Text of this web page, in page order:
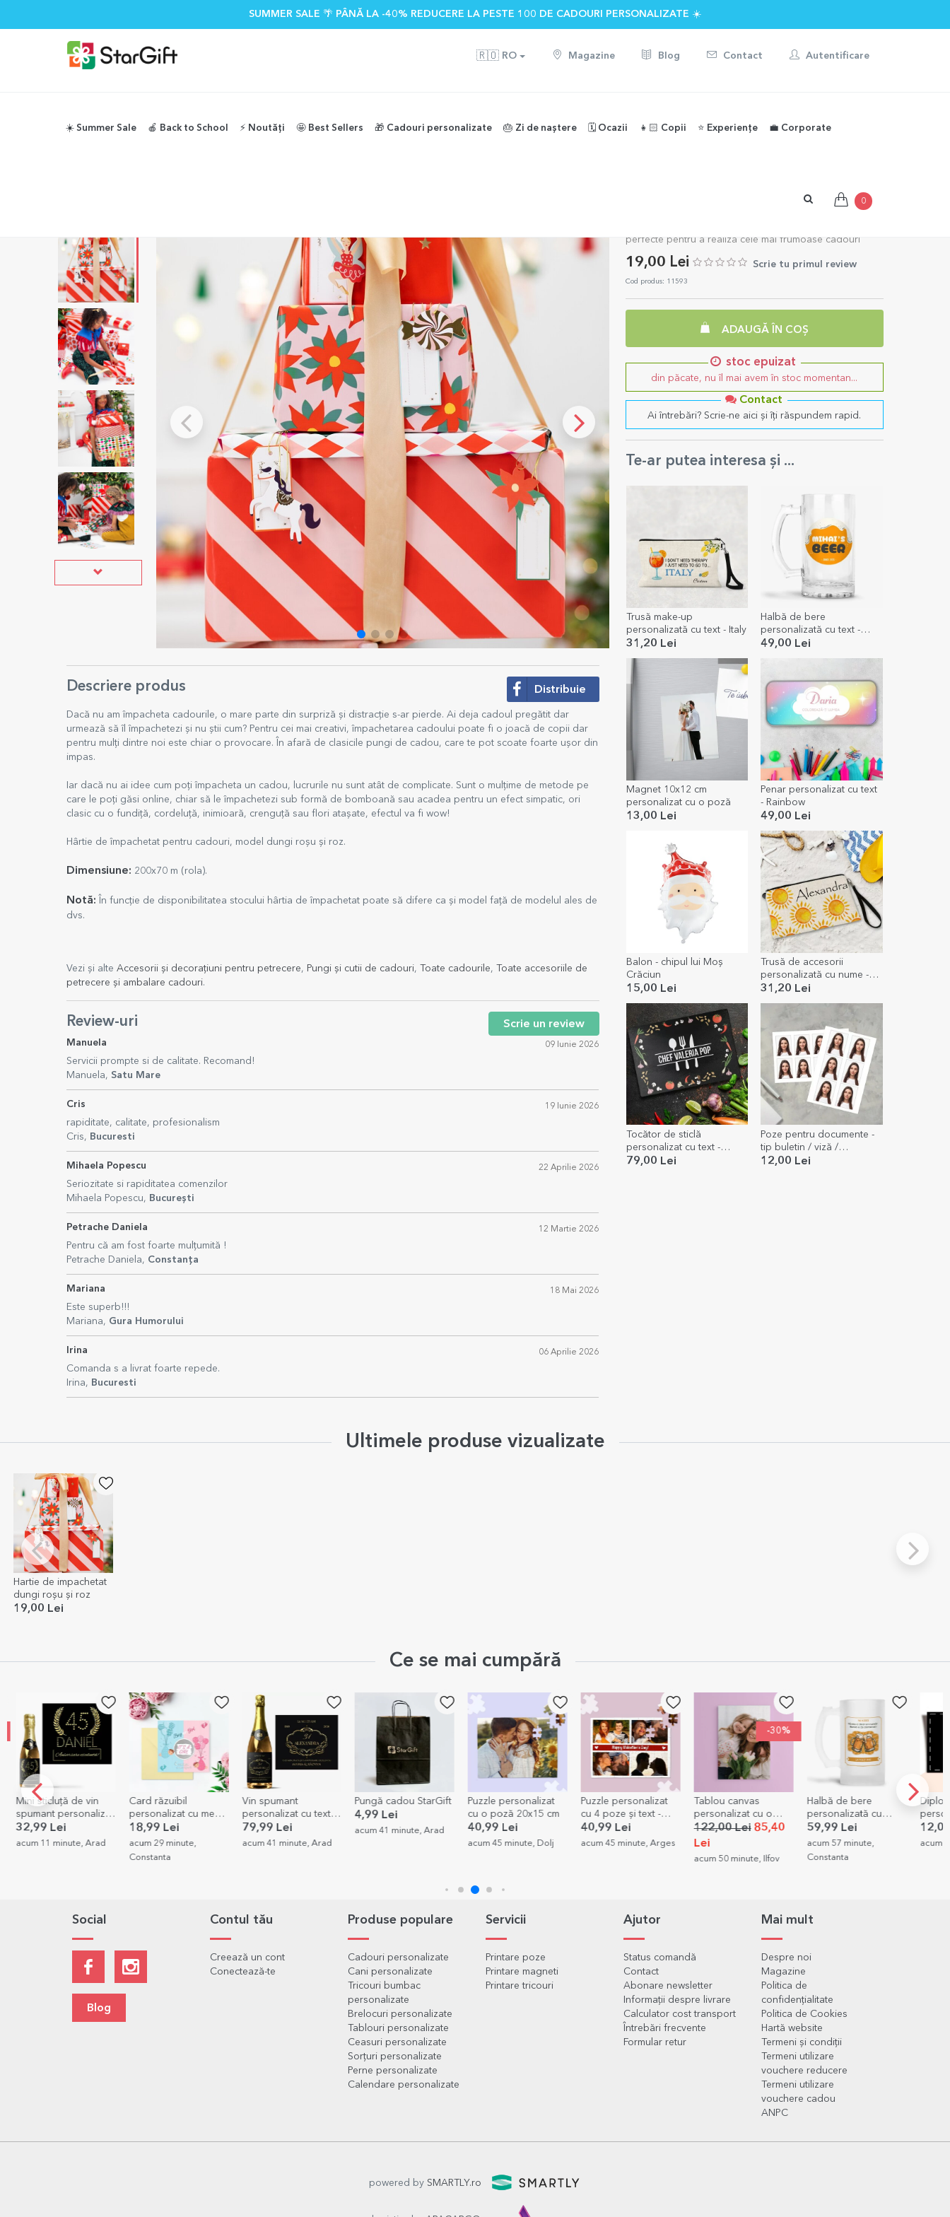
SUMMER SALE 🌴 PÂNĂ LA -40% REDUCERE LA PESTE 100 DE CADOURI PERSONALIZATE ☀️
🇷🇴 RO Magazine Blog Contact Autentificare
☀️ Summer Sale 🍎 Back to School ⚡️ Noutăți 🤩 Best Sellers 🎁 Cadouri personalizate 🎂 Zi de naștere 🗓️ Ocazii 👧🏻 Copii ⭐️ Experiențe 💼 Corporate
0
Hartie de impachetat dungi roșu și
perfecte pentru a realiza cele mai frumoase cadouri
19,00 Lei Scrie tu primul review
Cod produs: 11593
ADAUGĂ ÎN COȘ
stoc epuizat
din păcate, nu îl mai avem în stoc momentan...
Contact
Ai întrebări? Scrie-ne aici și îți răspundem rapid.
Te-ar putea interesa și ...
Trusă make-up
personalizată cu text - Italy
31,20 Lei
Halbă de bere
personalizată cu text -
BEER
49,00 Lei
Magnet 10x12 cm
personalizat cu o poză
13,00 Lei
Penar personalizat cu text
- Rainbow
49,00 Lei
Balon - chipul lui Moș
Crăciun
15,00 Lei
Trusă de accesorii
personalizată cu nume -
Sun is up / Soare
31,20 Lei
Tocător de sticlă
personalizat cu text -
Master chef
79,00 Lei
Poze pentru documente -
tip buletin / viză /
legitimație / pașaport - la
12,00 Lei
Descriere produs Distribuie
Dacă nu am împacheta cadourile, o mare parte din surpriză și distracție s-ar pierde. Ai deja cadoul pregătit dar
urmează să îl împachetezi și nu știi cum? Pentru cei mai creativi, împachetarea cadoului poate fi o joacă de copii dar
pentru mulți dintre noi este chiar o provocare. În afară de clasicile pungi de cadou, care te pot scoate foarte ușor din
impas.
Iar dacă nu ai idee cum poți împacheta un cadou, lucrurile nu sunt atât de complicate. Sunt o mulțime de metode pe
care le poți găsi online, chiar să le împachetezi sub formă de bomboană sau acadea pentru un efect simpatic, ori
clasic cu o fundiță, cordeluță, inimioară, crenguță sau flori atașate, efectul va fi wow!
Hârtie de împachetat pentru cadouri, model dungi roșu și roz.
Dimensiune: 200x70 m (rola).
Notă:
În funcție de disponibilitatea stocului hârtia de împachetat poate să difere ca și model față de modelul ales de
dvs.
Vezi și alte Accesorii și decorațiuni pentru petrecere, Pungi și cutii de cadouri, Toate cadourile,
Toate accesoriile de
petrecere și ambalare cadouri.
Review-uri Scrie un review
Manuela 09 Iunie 2026
Servicii prompte si de calitate. Recomand!
Manuela, Satu Mare
Cris 19 Iunie 2026
rapiditate, calitate, profesionalism
Cris, Bucuresti
Mihaela Popescu 22 Aprilie 2026
Seriozitate si rapiditatea comenzilor
Mihaela Popescu, București
Petrache Daniela 12 Martie 2026
Pentru că am fost foarte mulțumită !
Petrache Daniela, Constanța
Mariana 18 Mai 2026
Este superb!!!
Mariana, Gura Humorului
Irina 06 Aprilie 2026
Comanda s a livrat foarte repede.
Irina, Bucuresti
Ultimele produse vizualizate
Hartie de impachetat
dungi roșu și roz
19,00 Lei
Ce se mai cumpără
Mini sticluță de vin
spumant personalizat
cu text pentru zi de
naștere - Gold
32,99 Lei
acum 11 minute, Arad
Card răzuibil
personalizat cu mesaj
- Gender reveal
18,99 Lei
acum 29 minute,
Constanta
Vin spumant
personalizat cu text -
Elegant
79,99 Lei
acum 41 minute, Arad
Pungă cadou StarGift
4,99 Lei
acum 41 minute, Arad
Puzzle personalizat
cu o poză 20x15 cm
40,99 Lei
acum 45 minute, Dolj
Puzzle personalizat
cu 4 poze și text -
Moments
40,99 Lei
acum 45 minute, Arges
-30%
Tablou canvas
personalizat cu o
poză
122,00 Lei85,40
Lei
acum 50 minute, Ilfov
Halbă de bere
personalizată cu
mesaj - Berea
Contează!
59,99 Lei
acum 57 minute,
Constanta
acum
Social
Blog
Contul tău
Creează un cont
Conectează-te
Produse populare
Cadouri personalizate
Cani personalizate
Tricouri bumbac
personalizate
Brelocuri personalizate
Tablouri personalizate
Ceasuri personalizate
Sorțuri personalizate
Perne personalizate
Calendare personalizate
Servicii
Printare poze
Printare magneti
Printare tricouri
Ajutor
Status comandă
Contact
Abonare newsletter
Informații despre livrare
Calculator cost transport
Întrebări frecvente
Formular retur
Mai mult
Despre noi
Magazine
Politica de
confidențialitate
Politica de Cookies
Hartă website
Termeni și condiții
Termeni utilizare
vouchere reducere
Termeni utilizare
vouchere cadou
ANPC
powered by SMARTLY.ro